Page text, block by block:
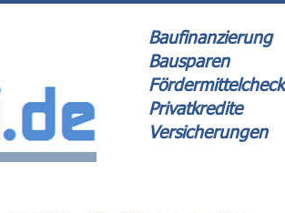
Baufinanzierung
Bausparen
Fördermittelcheck
Privatkredite
Versicherungen